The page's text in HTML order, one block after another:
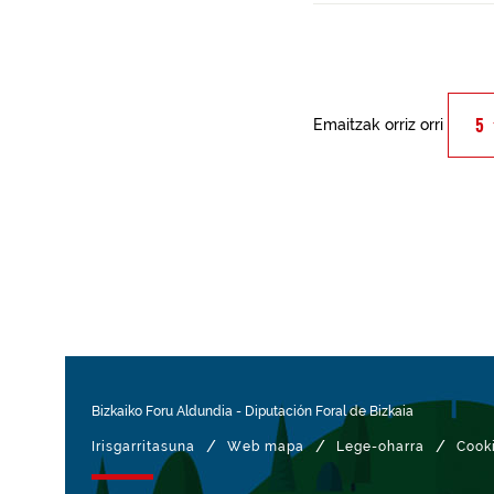
Emaitzak orriz orri
Bizkaiko Foru Aldundia - Diputación Foral de Bizkaia
Irisgarritasuna / Web mapa / Lege-oharra /